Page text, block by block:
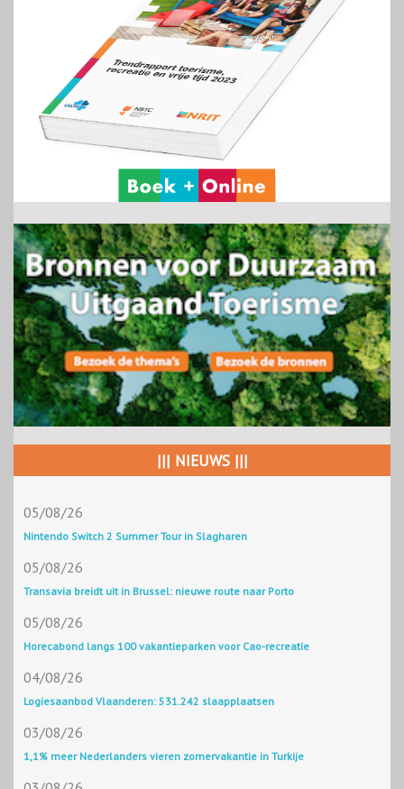
||| NIEUWS |||
05/08/26
Nintendo Switch 2 Summer Tour in Slagharen
05/08/26
Transavia breidt uit in Brussel: nieuwe route naar Porto
05/08/26
Horecabond langs 100 vakantieparken voor Cao-recreatie
04/08/26
Logiesaanbod Vlaanderen: 531.242 slaapplaatsen
03/08/26
1,1% meer Nederlanders vieren zomervakantie in Turkije